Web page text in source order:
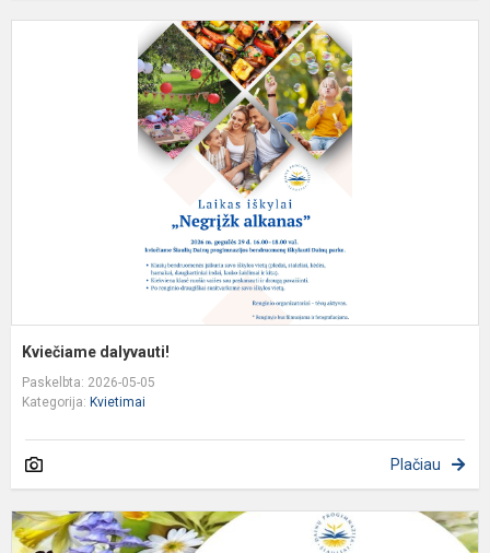
Kviečiame dalyvauti!
Paskelbta: 2026-05-05
Kategorija: Kvietimai
Plačiau